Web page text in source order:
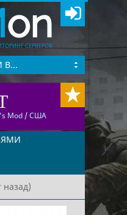
on
СЕРВЕРОВ
В...
Mod /США
назад)